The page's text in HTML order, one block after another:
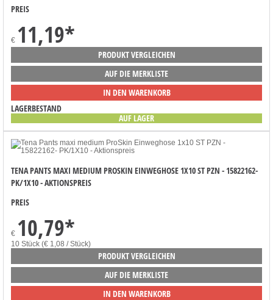
PREIS
€ 11,19*
PRODUKT VERGLEICHEN
AUF DIE MERKLISTE
IN DEN WARENKORB
LAGERBESTAND
AUF LAGER
TENA PANTS MAXI MEDIUM PROSKIN EINWEGHOSE 1X10 ST PZN - 15822162-
PK/1X10 - AKTIONSPREIS
PREIS
€ 10,79*
10 Stück (€ 1,08 / Stück)
PRODUKT VERGLEICHEN
AUF DIE MERKLISTE
IN DEN WARENKORB